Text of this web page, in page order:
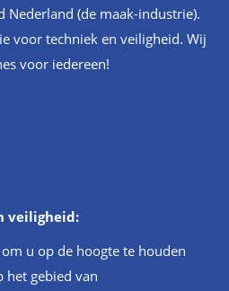
Nederland (de maak-industrie).
voor techniek en veiligheid. Wij
voor iedereen!
veiligheid:
u op de hoogte te houden
het gebied van